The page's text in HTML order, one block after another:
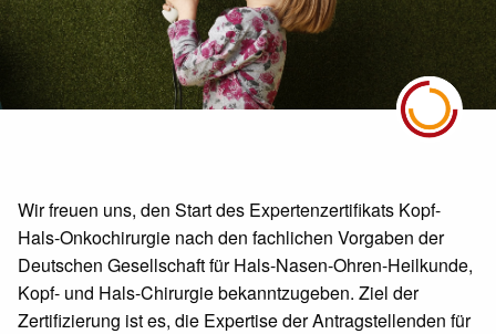
Wir freuen uns, den Start des Expertenzertifikats Kopf-
Hals-Onkochirurgie nach den fachlichen Vorgaben der
Deutschen Gesellschaft für Hals-Nasen-Ohren-Heilkunde,
Kopf- und Hals-Chirurgie bekanntzugeben. Ziel der
Zertifizierung ist es, die Expertise der Antragstellenden für